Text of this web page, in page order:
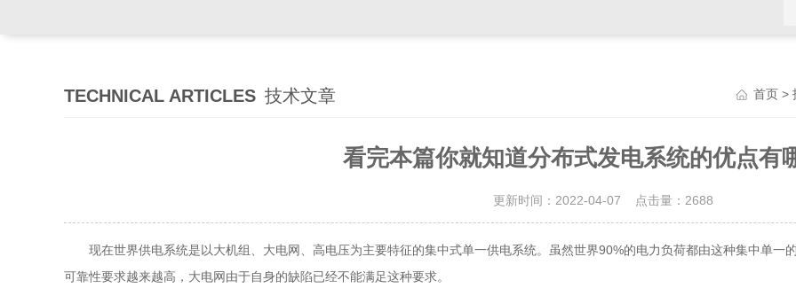
TECHNICAL ARTICLES 技术文章 首页 >
看完本篇你就知道分布式发电系统的优点有
更新时间：2022-04-07 点击量： 2688
现在世界供电系统是以大机组、大电网、高电压为主要特征的集中式单一供电系统。虽然世界90%的电力负荷都由这种集中单一
可靠性要求越来越高，大电网由于自身的缺陷已经不能满足这种要求。